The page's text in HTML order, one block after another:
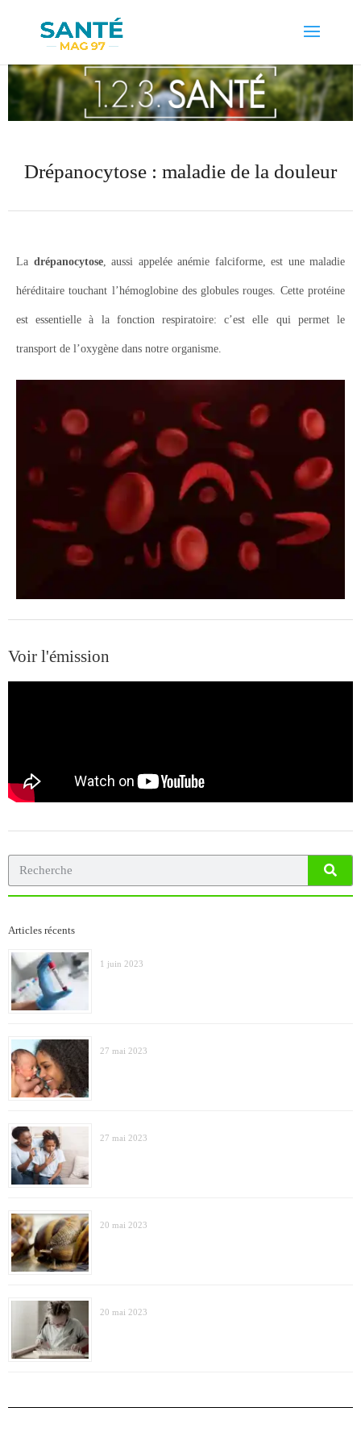
Drépanocytose : maladie de la douleur
La drépanocytose, aussi appelée anémie falciforme, est une maladie
héréditaire touchant l’hémoglobine des globules rouges. Cette protéine
est essentielle à la fonction respiratoire: c’est elle qui permet le
transport de l’oxygène dans notre organisme.
Voir l'émission
Articles récents
1 juin 2023
27 mai 2023
27 mai 2023
20 mai 2023
20 mai 2023